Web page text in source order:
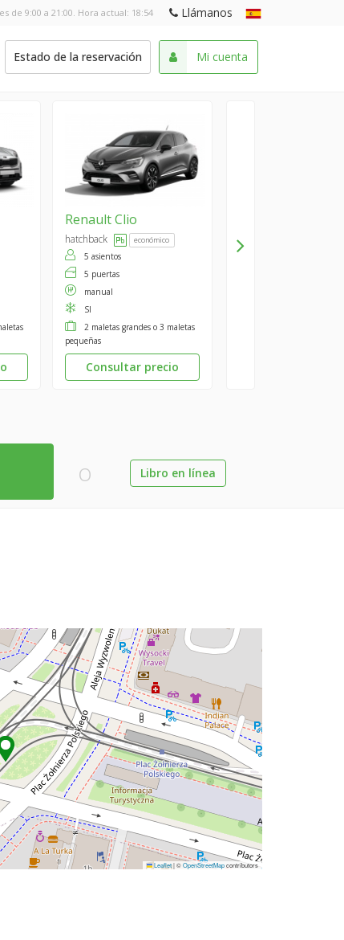
de 9:00 a 21:00. Hora actual: 18:54 Llámanos
Estado de la reservación Mi cuenta
RenaultClio
hatchback económico
5 asientos
5 puertas
manual
SI
2 maletas grandes o 3 maletas
pequeñas
Consultar precio
o Libro en línea
Leaflet|©OpenStreetMapcontributors